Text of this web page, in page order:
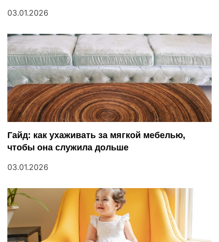
з
п
и
с
я
м
03.01.2026
Гайд: как ухаживать за мягкой мебелью,
чтобы она служила дольше
03.01.2026